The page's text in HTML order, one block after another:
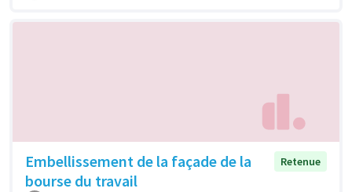
Embellissement de la façade de la
bourse du travail
Retenue